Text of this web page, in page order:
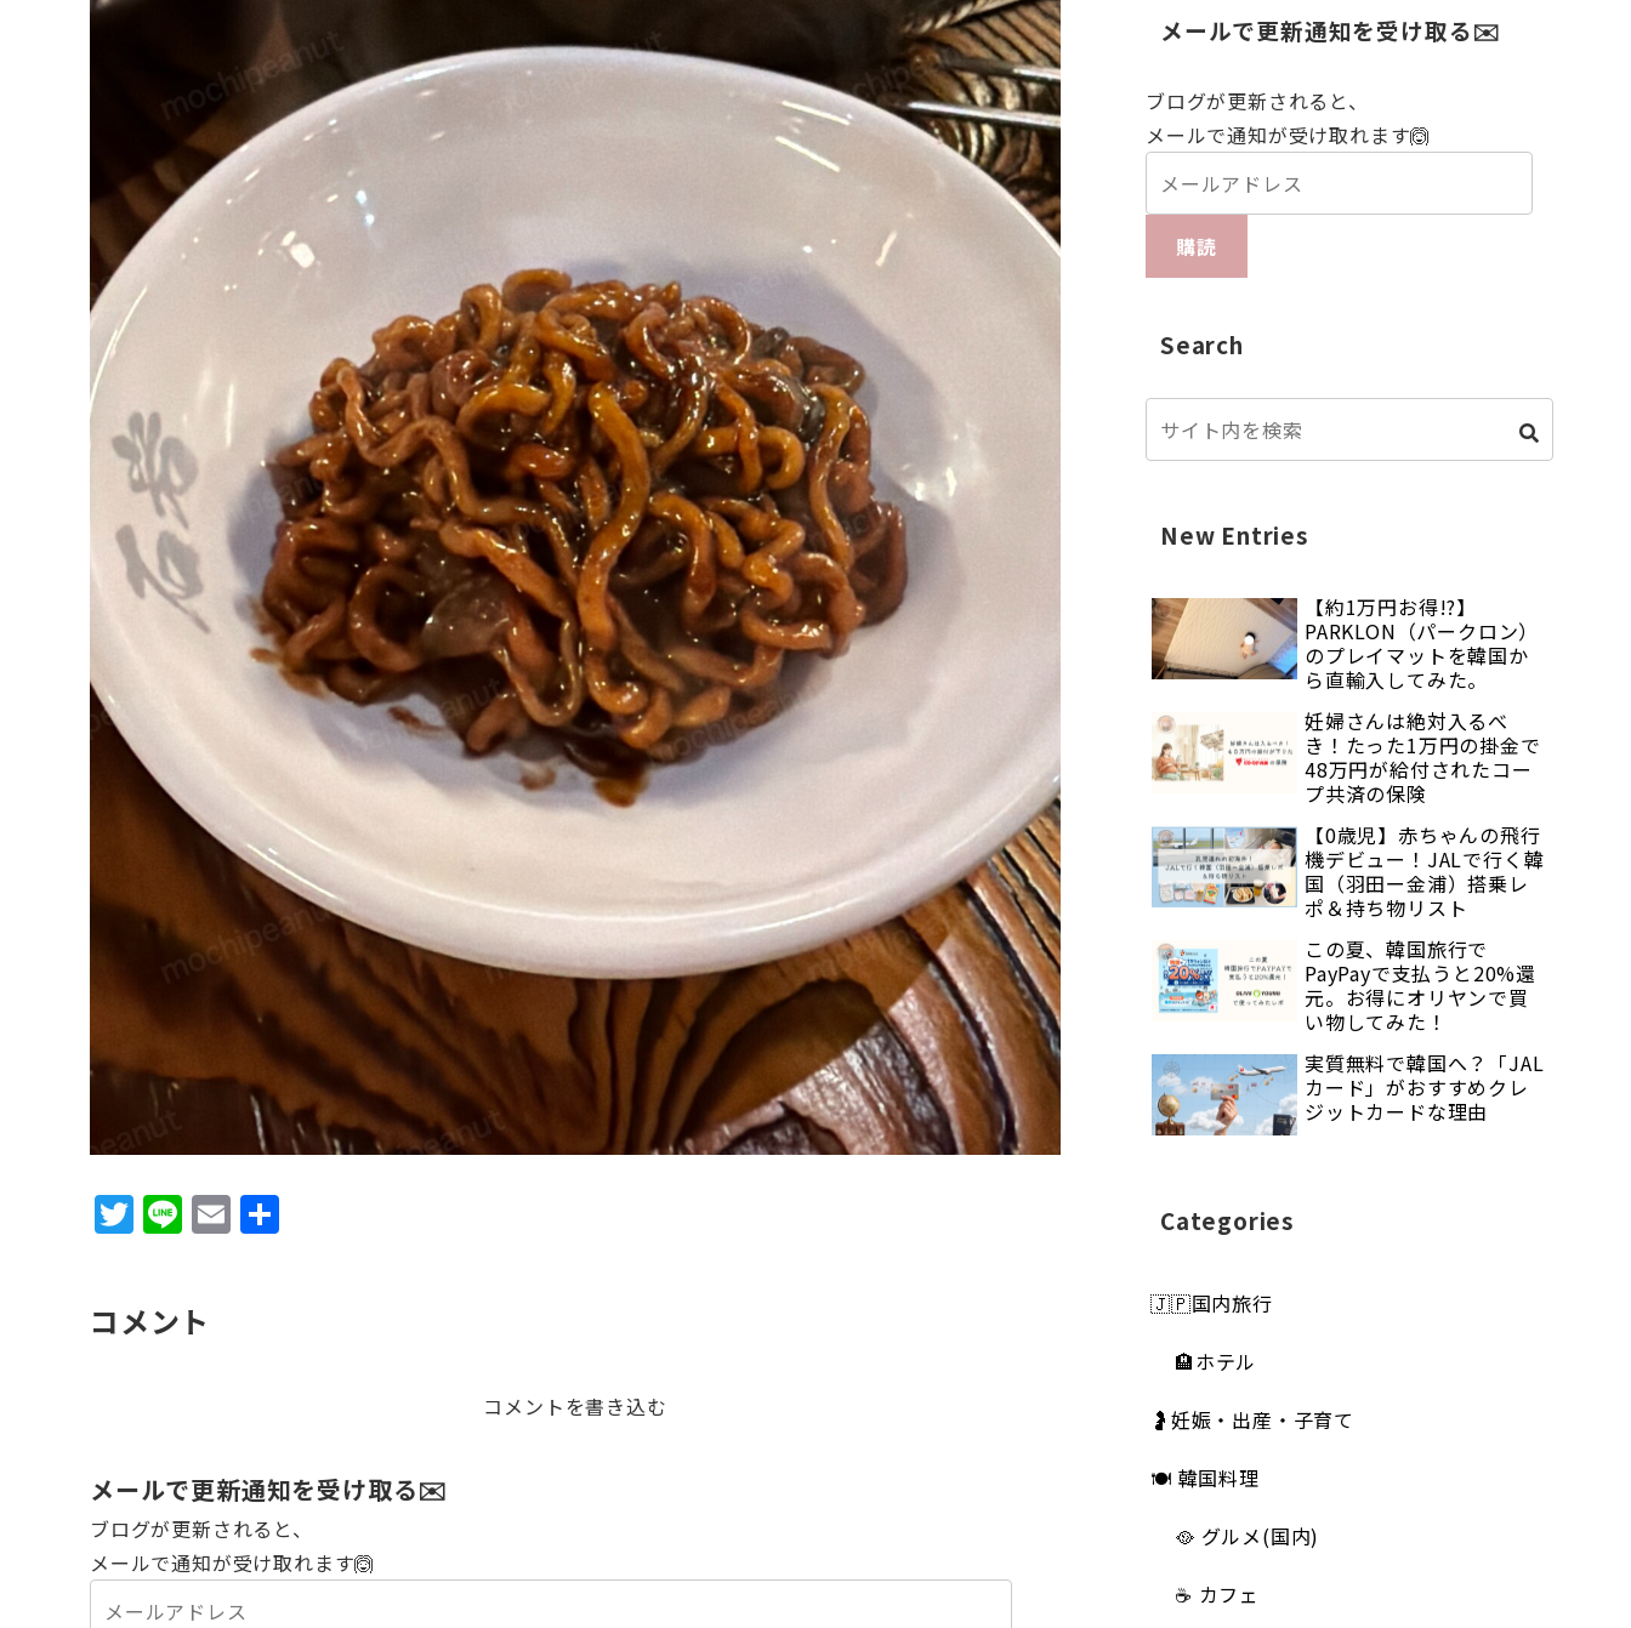
T
te
Li E
コメント
コメントを書き込む
メールで更新通知を受け取る✉️
ブログが更新されると、
メールで通知が受け取れます🙆
メールで更新通知を受け取る✉️
ブログが更新されると、
メールで通知が受け取れます🙆
購読
Search
New Entries
【約1万円お得!?】
PARKLON（パークロン）
のプレイマットを韓国か
ら直輸入してみた。
妊婦さんは絶対入るべ
き！たった1万円の掛金で
48万円が給付されたコー
プ共済の保険
【0歳児】赤ちゃんの飛行
機デビュー！JALで行く韓
国（羽田ー金浦）搭乗レ
ポ＆持ち物リスト
この夏、韓国旅行で
PayPayで支払うと20%還
元。お得にオリヤンで買
い物してみた！
実質無料で韓国へ？「JAL
カード」がおすすめクレ
ジットカードな理由
Categories
🇯🇵国内旅行
🏨ホテル
🤰妊娠・出産・子育て
🍽 韓国料理
🥘 グルメ(国内)
☕️ カフェ